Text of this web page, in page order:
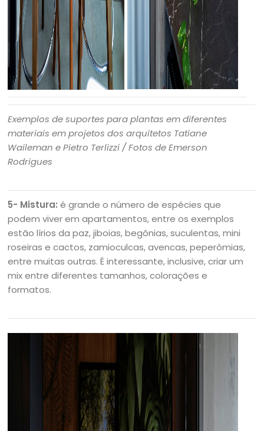
Exemplos de suportes para plantas em diferentes
materiais em projetos dos arquitetos Tatiane
Waileman e Pietro Terlizzi / Fotos de Emerson
Rodrigues
5- Mistura: é grande o número de espécies que
podem viver em apartamentos, entre os exemplos
estão lírios da paz, jiboias, begônias, suculentas, mini
roseiras e cactos, zamioculcas, avencas, peperômias,
entre muitas outras. É interessante, inclusive, criar um
mix entre diferentes tamanhos, colorações e
formatos.